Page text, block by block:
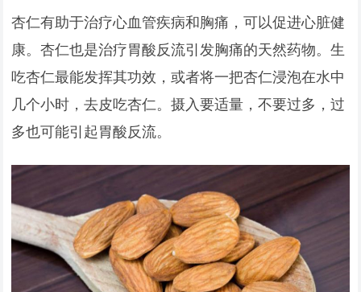
杏仁有助于治疗心血管疾病和胸痛，可以促进心脏健
康。杏仁也是治疗胃酸反流引发胸痛的天然药物。生
吃杏仁最能发挥其功效，或者将一把杏仁浸泡在水中
几个小时，去皮吃杏仁。摄入要适量，不要过多，过
多也可能引起胃酸反流。